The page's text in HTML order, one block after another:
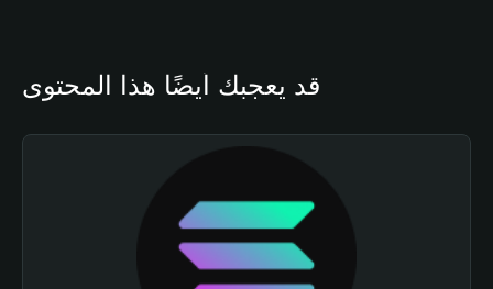
قد يعجبك أيضًا هذا المحتوى